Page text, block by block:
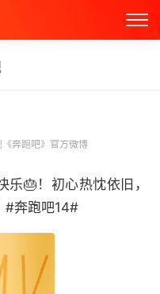
奔跑吧》官方微博
🎂！初心热忱依旧，
#奔跑吧14#